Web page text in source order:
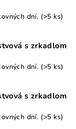
dní. (>5 ks)
s zrkadlom
dní. (>5 ks)
s zrkadlom
dní. (>5 ks)